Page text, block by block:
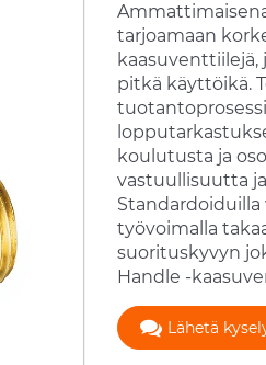
tarjoamaan
kaasuventtiilejä,
pitkä käyttöikä.
koulutusta ja
vastuullisuutta
työvoimalla
suorituskyvyn
Handle -
Lähetä